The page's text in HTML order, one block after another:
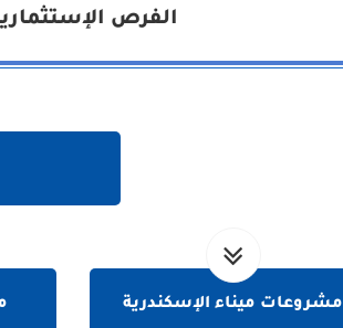
الفرص
مشروعات ميناء الإسكندرية